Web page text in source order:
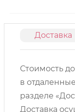
Доставка
Стоимость
в
разделе
Доставка